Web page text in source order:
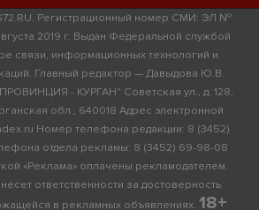
Регистрационный номер СМИ: ЭЛ №
2019 г. Выдан Федеральной службой
связи, информационных технологий и
Главный редактор — Давыдова Ю.В.
- КУРГАН" Советская ул., д. 128,
обл., 640018 Адрес электронной
Номер телефона редакции: 8 (3452)
отдела рекламы: 8 (3452) 69-98-08
«Реклама» оплачены рекламодателем.
ответственности за достоверность
в рекламных объявлениях. 18+